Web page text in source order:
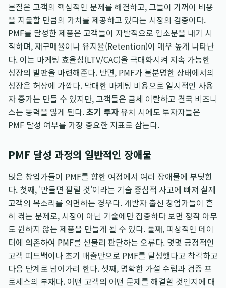
본질은 고객의 핵심적인 문제를 해결하고, 그들이 기꺼이 비용
을 지불할 만큼의 가치를 제공하고 있다는 시장의 검증이다.
PMF를 달성한 제품은 고객들이 자발적으로 입소문을 내기 시
작하며, 재구매율이나 유지율(Retention)이 매우 높게 나타난
다. 이는 마케팅 효율성(LTV/CAC)을 극대화시켜 지속 가능한
성장의 발판을 마련해준다. 반면, PMF가 불분명한 상태에서의
성장은 허상에 가깝다. 막대한 마케팅 비용으로 일시적인 사용
자 증가는 만들 수 있지만, 고객들은 금세 이탈하고 결국 비즈니
스는 동력을 잃게 된다.초기 투자유치 시에도 투자자들은
PMF 달성 여부를 가장 중요한 지표로 삼는다.
PMF 달성 과정의 일반적인 장애물
많은 창업가들이 PMF를 향한 여정에서 여러 장애물에 부딪힌
다. 첫째, '만들면 팔릴 것'이라는 기술 중심적 사고에 빠져 실제
고객의 목소리를 외면하는 경우다. 개발자 출신 창업가들이 흔
히 겪는 문제로, 시장이 아닌 기술에만 집중하다 보면 정작 아무
도 원하지 않는 제품을 만들게 될 수 있다. 둘째, 피상적인 데이
터에 의존하여 PMF를 섣불리 판단하는 오류다. 몇몇 긍정적인
고객 피드백이나 초기 매출만으로 PMF를 달성했다고 착각하고
다음 단계로 넘어가려 한다. 셋째, 명확한 가설 수립과 검증 프
로세스의 부재다. 어떤 고객의 어떤 문제를 해결할 것인지에 대